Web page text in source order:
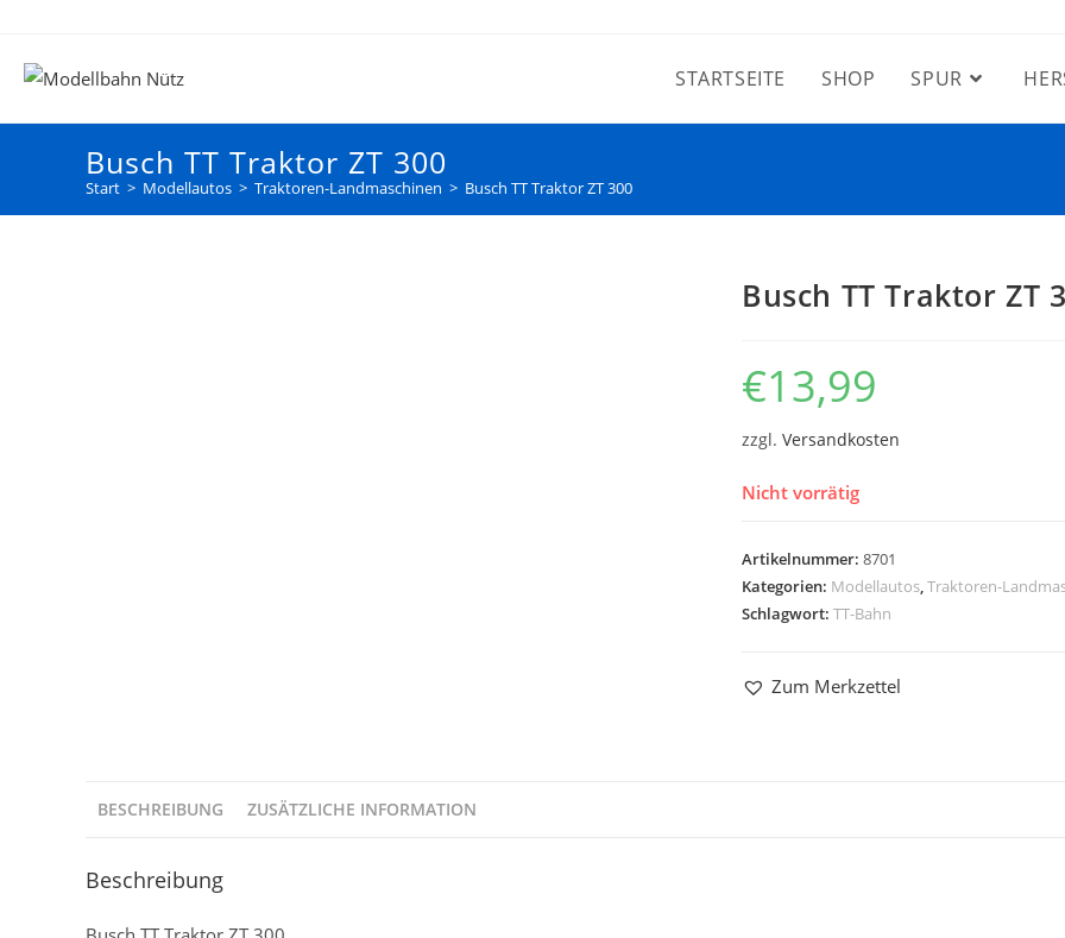
STARTSEITE SHOP SPUR
Busch TT Traktor ZT 300
Start > Modellautos > Traktoren-Landmaschinen > Busch TT Traktor ZT 300
Busch TT Traktor ZT
€13,99
zzgl. Versandkosten
Nicht vorrätig
Artikelnummer: 8701
Kategorien: Modellautos,Traktoren-
Schlagwort: TT-Bahn
Zum Merkzettel
BESCHREIBUNG ZUSÄTZLICHE INFORMATION
Beschreibung